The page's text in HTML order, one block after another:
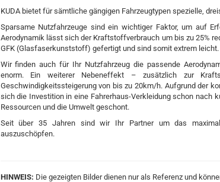
KUDA bietet für sämtliche gängigen Fahrzeugtypen spezielle,
Sparsame Nutzfahrzeuge sind ein wichtiger Faktor, um auf
Aerodynamik lässt sich der Kraftstoffverbrauch um bis zu 25%
GFK (Glasfaserkunststoff) gefertigt und sind somit extrem leicht.
Wir finden auch für Ihr Nutzfahrzeug die passende
enorm. Ein weiterer Nebeneffekt – zusätzlich zur
Geschwindigkeitssteigerung von bis zu 20km/h. Aufgrund der
sich die Investition in eine Fahrerhaus-Verkleidung schon nach
Ressourcen und die Umwelt geschont.
Seit über 35 Jahren sind wir Ihr Partner um das
auszuschöpfen.
HINWEIS: Die gezeigten Bilder dienen nur als Referenz und